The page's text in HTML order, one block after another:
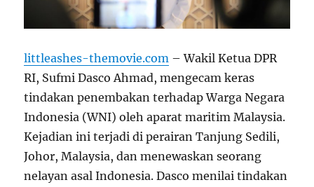
littleashes-themovie.com –Wakil Ketua DPR
RI, Sufmi Dasco Ahmad, mengecam keras
tindakan penembakan terhadap Warga Negara
Indonesia (WNI) oleh aparat maritim Malaysia.
Kejadian ini terjadi di perairan Tanjung Sedili,
Johor, Malaysia, dan menewaskan seorang
nelayan asal Indonesia. Dasco menilai tindakan